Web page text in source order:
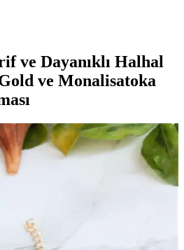
ve Dayanıklı Halhal
ve Monalisatoka